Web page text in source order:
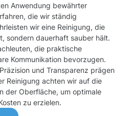
Anwendung bewährter
die wir ständig
wir eine Reinigung, die
sondern dauerhaft sauber hält.
die praktische
Kommunikation bevorzugen.
und Transparenz prägen
Reinigung achten wir auf die
der Oberfläche, um optimale
zu erzielen.